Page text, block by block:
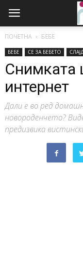
ПОЧЕТНА БЕБЕ
БЕБЕ СЕ ЗА БЕБЕТО
Снимката
интернет
Дали е во ред
новороденчето?
предизвика